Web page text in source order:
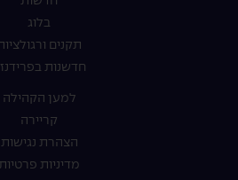
בלוג
תקנים
חדשנות
למען הקהילה
קריירה
הצהרת נגישות
מדיניות